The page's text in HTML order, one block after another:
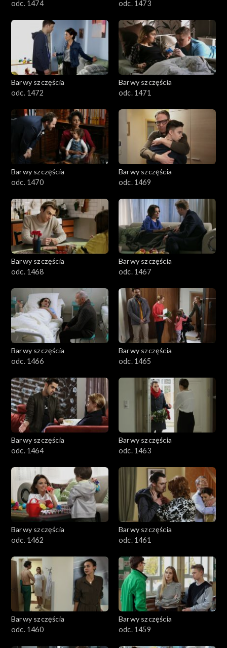
odc. 1474 odc. 1473
Barwy szczęścia
odc. 1472
Barwy szczęścia
odc. 1471
Barwy szczęścia
odc. 1470
Barwy szczęścia
odc. 1469
Barwy szczęścia
odc. 1468
Barwy szczęścia
odc. 1467
Barwy szczęścia
odc. 1466
Barwy szczęścia
odc. 1465
Barwy szczęścia
odc. 1464
Barwy szczęścia
odc. 1463
Barwy szczęścia
odc. 1462
Barwy szczęścia
odc. 1461
Barwy szczęścia
odc. 1460
Barwy szczęścia
odc. 1459